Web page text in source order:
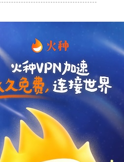
支持
支持[0] 反对[0]
支持[0] 反对[0]